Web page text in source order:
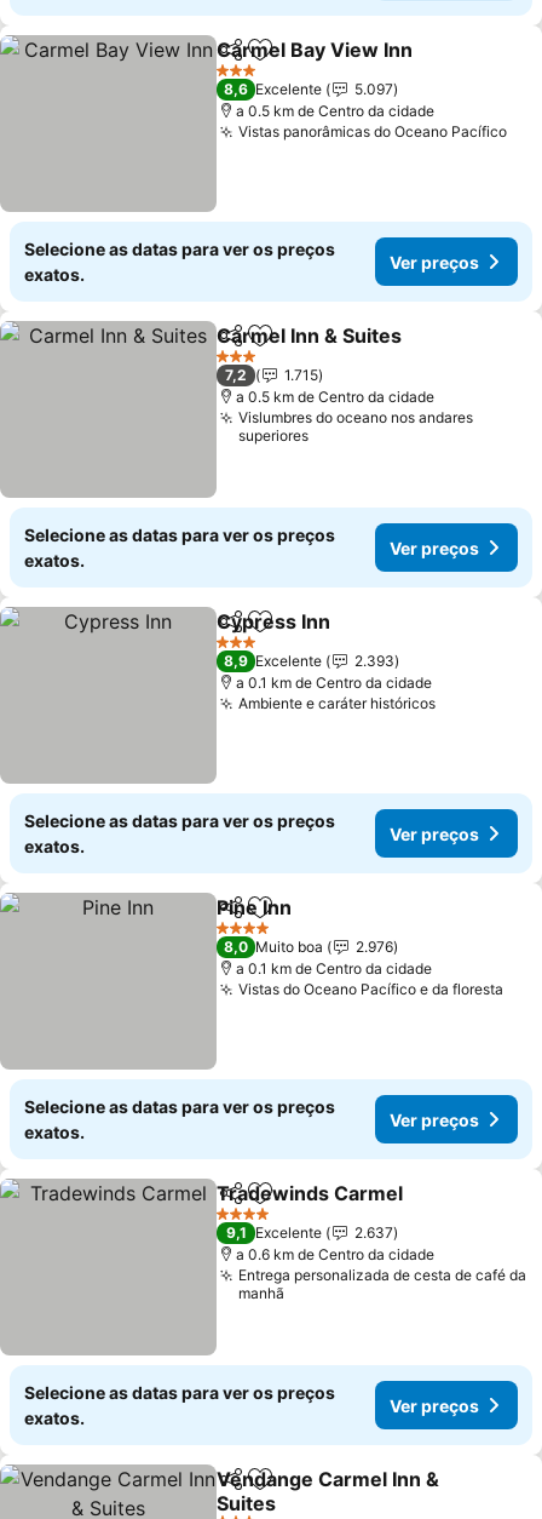
PartilharAdicionar aos favoritos
Carmel Bay View Inn
3 Estrelas
8,6 Excelente
5.097
a 0.5 km de Centro da cidade
Vistas panorâmicas do Oceano Pacífico
Selecione as datas para ver os preços
exatos.
Ver preços
PartilharAdicionar aos favoritos
Carmel Inn & Suites
3 Estrelas
7,2
1.715
a 0.5 km de Centro da cidade
Vislumbres do oceano nos andares
superiores
Selecione as datas para ver os preços
exatos.
Ver preços
PartilharAdicionar aos favoritos
Cypress Inn
3 Estrelas
8,9 Excelente
2.393
a 0.1 km de Centro da cidade
Ambiente e caráter históricos
Selecione as datas para ver os preços
exatos.
Ver preços
PartilharAdicionar aos favoritos
Pine Inn
4 Estrelas
8,0 Muito boa
2.976
a 0.1 km de Centro da cidade
Vistas do Oceano Pacífico e da floresta
Selecione as datas para ver os preços
exatos.
Ver preços
PartilharAdicionar aos favoritos
Tradewinds Carmel
4 Estrelas
9,1 Excelente
2.637
a 0.6 km de Centro da cidade
Entrega personalizada de cesta de café da
manhã
Selecione as datas para ver os preços
exatos.
Ver preços
PartilharAdicionar aos favoritos
Vendange Carmel Inn &
Suites